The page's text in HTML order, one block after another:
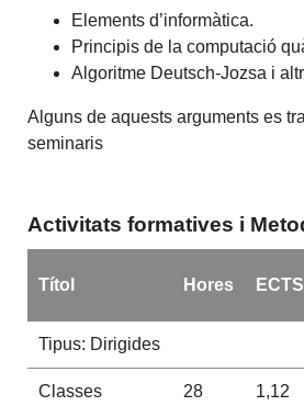
Elements d’informàtica.
Principis de la computació
Algoritme Deutsch-Jozsa i
Alguns de aquests arguments es
seminaris
Activitats formatives i
Títol Hores ECTS
Tipus: Dirigides
Classes
28 1,12